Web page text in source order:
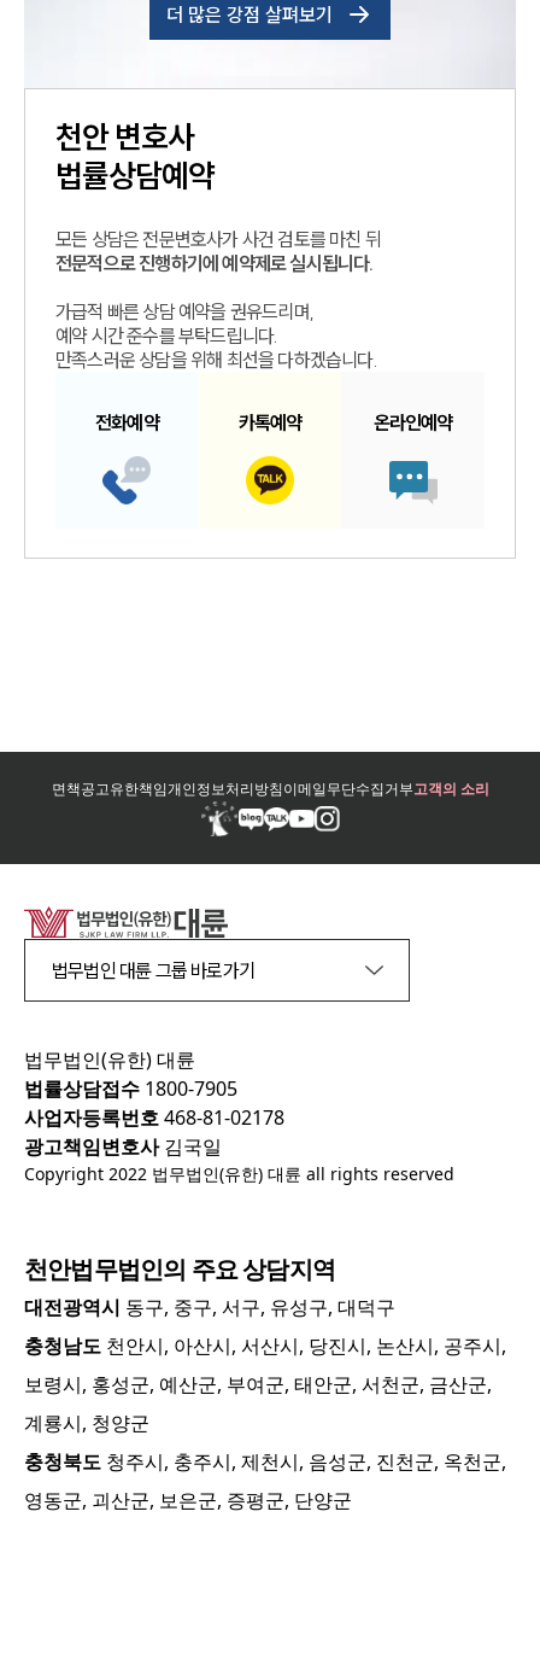
더 많은 강점 살펴보기
천안변호사
법률상담예약
모든 상담은 전문변호사가 사건 검토를 마친 뒤
전문적으로 진행하기에 예약제로 실시됩니다.
가급적 빠른 상담 예약을 권유드리며,
예약 시간 준수를 부탁드립니다.
만족스러운 상담을 위해 최선을 다하겠습니다.
전화예약 카톡예약 온라인예약
면책공고유한책임개인정보처리방침이메일무단수집거부고객의 소리
법무법인 대륜 그룹 바로가기
법무법인(유한) 대륜
법률상담접수 1800-7905
사업자등록번호468-81-02178
광고책임변호사김국일
Copyright 2022 법무법인(유한) 대륜 all rights reserved
천안법무법인의 주요 상담지역
대전광역시 동구, 중구, 서구, 유성구, 대덕구
충청남도 천안시, 아산시, 서산시, 당진시, 논산시, 공주시,
보령시, 홍성군, 예산군, 부여군, 태안군, 서천군, 금산군,
계룡시, 청양군
충청북도 청주시, 충주시, 제천시, 음성군, 진천군, 옥천군,
영동군, 괴산군, 보은군, 증평군, 단양군